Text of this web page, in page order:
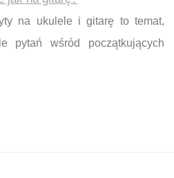
na ukulele i gitarę to temat,
pytań wśród początkujących